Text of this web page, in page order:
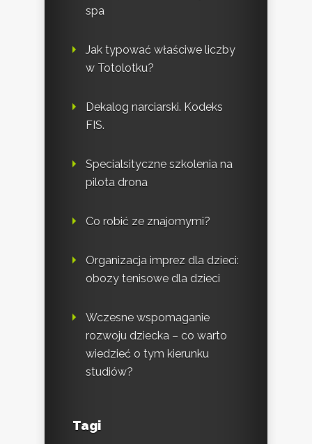
spa
Jak typować właściwe liczby
w Totolotku?
Dekalog narciarski. Kodeks
FIS.
Specialsityczne szkolenia na
pilota drona
Co robić ze znajomymi?
Organizacja imprez dla dzieci:
obozy tenisowe dla dzieci
Wczesne wspomaganie
rozwoju dziecka – co warto
wiedzieć o tym kierunku
studiów?
Tagi